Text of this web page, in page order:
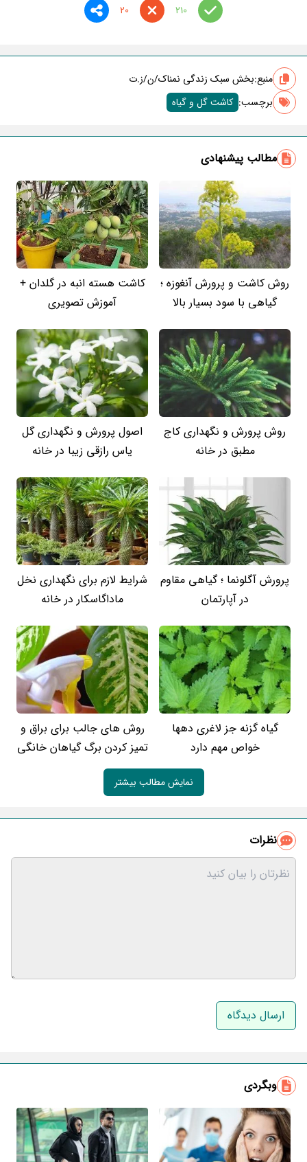
210
20
منبع:بخش سبک زندگی نمناک/ن/ز.ت
برچسب‌: کاشت گل و گیاه
مطالب پیشنهادی
روش کاشت و پرورش آنغوزه ؛
گیاهی با سود بسیار بالا
کاشت هسته انبه در گلدان +
آموزش تصویری
روش پرورش و نگهداری کاج
مطبق در خانه
اصول پرورش و نگهداری گل
یاس رازقی زیبا در خانه
پرورش آگلونما ؛​ گیاهی مقاوم
در آپارتمان
شرایط لازم برای نگهداری نخل
ماداگاسکار در خانه
گیاه گزنه جز لاغری دهها
خواص مهم دارد
روش های جالب برای براق و
تمیز کردن برگ گیاهان خانگی
نمایش مطالب بیشتر
نظرات
نام و نام خانوادگی
وبگردی